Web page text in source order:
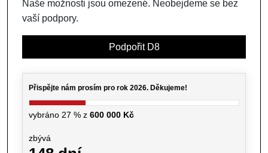
Naše možnosti jsou omezené. Neobejdeme se bez
vaší podpory.
Podpořit D8